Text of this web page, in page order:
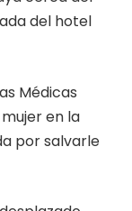
del hotel
Médicas
en la
por salvarle